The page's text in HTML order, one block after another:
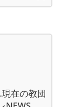
在の教団